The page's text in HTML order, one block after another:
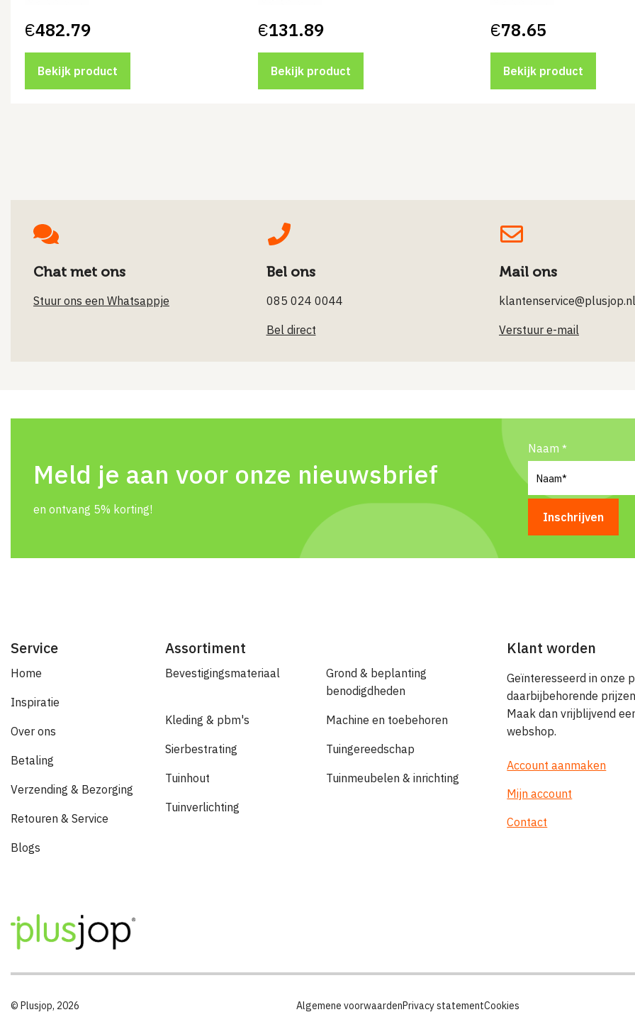
€482.79
Bekijk product
€131.89
Bekijk product
€78.65
Bekijk product
Chat met ons
Stuur ons een Whatsappje
Bel ons
085 024 0044
Bel direct
Mail ons
klantenservice@plusjop.nl
Verstuur e-mail
Meld je aan voor onze nieuwsbrief
en ontvang 5% korting!
Naam
Service
Home
Inspiratie
Over ons
Betaling
Verzending & Bezorging
Retouren & Service
Blogs
Assortiment
Bevestigingsmateriaal
Grond & beplanting
benodigdheden
Kleding & pbm's Machine en toebehoren
Sierbestrating Tuingereedschap
Tuinhout Tuinmeubelen & inrichting
Tuinverlichting
Klant worden
Geïnteresseerd in onze
daarbijbehorende
Maak dan vrijblijvend
webshop.
Account aanmaken
Mijn account
Contact
© Plusjop, 2026 Algemene voorwaardenPrivacy statementCookies